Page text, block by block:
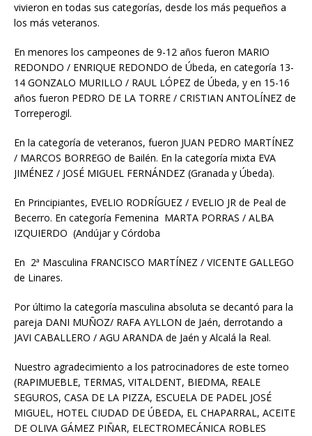
vivieron en todas sus categorías, desde los más pequeños a
los más veteranos.
En menores los campeones de 9-12 años fueron MARIO
REDONDO / ENRIQUE REDONDO de Úbeda, en categoría 13-
14 GONZALO MURILLO / RAUL LÓPEZ de Úbeda, y en 15-16
años fueron PEDRO DE LA TORRE / CRISTIAN ANTOLÍNEZ de
Torreperogil.
En la categoría de veteranos, fueron JUAN PEDRO MARTÍNEZ
/ MARCOS BORREGO de Bailén. En la categoría mixta EVA
JIMÉNEZ / JOSÉ MIGUEL FERNÁNDEZ (Granada y Úbeda).
En Principiantes, EVELIO RODRÍGUEZ / EVELIO JR de Peal de
Becerro. En categoría Femenina MARTA PORRAS / ALBA
IZQUIERDO (Andújar y Córdoba
En 2ª Masculina FRANCISCO MARTÍNEZ / VICENTE GALLEGO
de Linares.
Por último la categoría masculina absoluta se decantó para la
pareja DANI MUÑOZ/ RAFA AYLLON de Jaén, derrotando a
JAVI CABALLERO / AGU ARANDA de Jaén y Alcalá la Real.
Nuestro agradecimiento a los patrocinadores de este torneo
(RAPIMUEBLE, TERMAS, VITALDENT, BIEDMA, REALE
SEGUROS, CASA DE LA PIZZA, ESCUELA DE PADEL JOSÉ
MIGUEL, HOTEL CIUDAD DE ÚBEDA, EL CHAPARRAL, ACEITE
DE OLIVA GÁMEZ PIÑAR, ELECTROMECÁNICA ROBLES